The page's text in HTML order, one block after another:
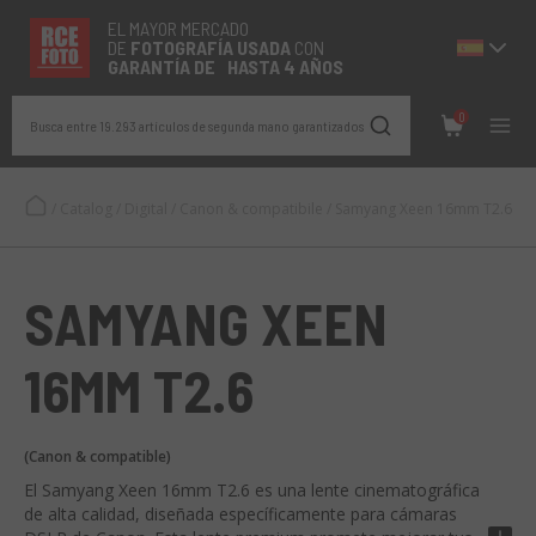
EL MAYOR MERCADO
DE FOTOGRAFÍA USADA CON
GARANTÍA DE HASTA 4 AÑOS
Busca entre 19.293 artículos de segunda mano garantizados
0
SAMYANG XEEN
16MM T2.6
(Canon & compatible)
El Samyang Xeen 16mm T2.6 es una lente cinematográfica
de alta calidad, diseñada específicamente para cámaras